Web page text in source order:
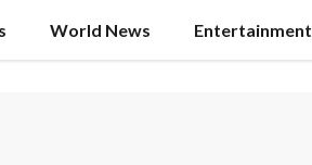
World News Entertainment